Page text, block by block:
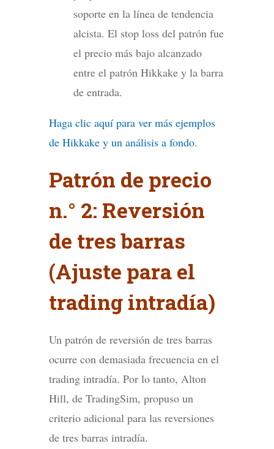
soporte en la línea de tendencia
alcista. El stop loss del patrón fue
el precio más bajo alcanzado
entre el patrón Hikkake y la barra
de entrada.
Haga clic aquí para ver más ejemplos
de Hikkake y un análisis a fondo.
Patrón de precio
n.° 2: Reversión
de tres barras
(Ajuste para el
trading intradía)
Un patrón de reversión de tres barras
ocurre con demasiada frecuencia en el
trading intradía. Por lo tanto, Alton
Hill, de TradingSim, propuso un
criterio adicional para las reversiones
de tres barras intradía.